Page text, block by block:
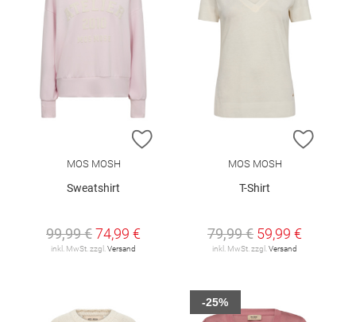
ZUR WUNSCHLISTE HINZUFÜGEN
MOS MOSH
Sweatshirt
99,99 €74,99 €
inkl. MwSt. zzgl. Versand
ZUR
MOS MOSH
T-Shirt
79,99 € 59,99 €
inkl. MwSt. zzgl. Versand
-25%